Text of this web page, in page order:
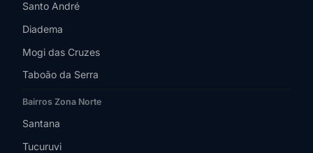
Santo André
Diadema
Mogi das Cruzes
Taboão da Serra
Bairros Zona Norte
Santana
Tucuruvi